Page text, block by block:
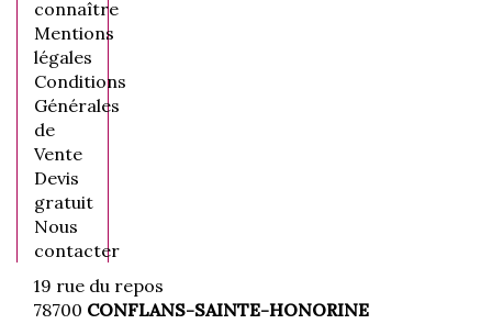
connaître
Mentions
légales
Conditions
Générales
de
Vente
Devis
gratuit
Nous
contacter
19 rue du repos
78700 CONFLANS-SAINTE-HONORINE